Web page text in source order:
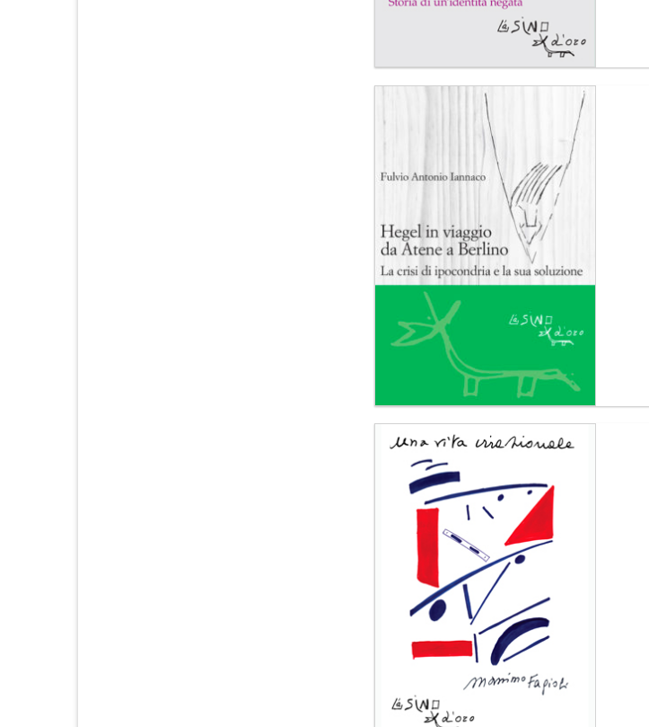
Aggiungi
alla lista
dei
desideri
alla lista
desideri